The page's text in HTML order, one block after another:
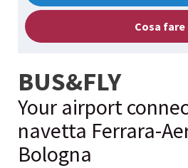
Cosa fare
BUS&FLY
Your airport
navetta Ferrara-
Bologna